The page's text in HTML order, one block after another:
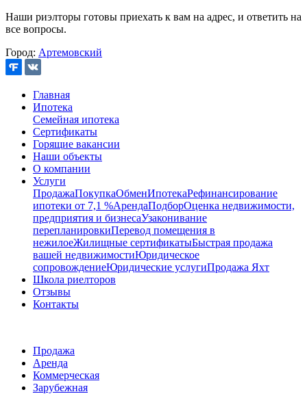
Наши риэлторы готовы приехать к вам на адрес, и ответить на
все вопросы.
Город: Артемовский
Главная
Ипотека
Семейная ипотека
Сертификаты
Горящие вакансии
Наши объекты
О компании
Услуги
ПродажаПокупкаОбменИпотекаРефинансирование
ипотеки от 7,1 %АрендаПодборОценка недвижимости,
предприятия и бизнесаУзаконивание
перепланировкиПеревод помещения в
нежилоеЖилищные сертификатыБыстрая продажа
вашей недвижимостиЮридическое
сопровождениеЮридические услугиПродажа Яхт
Школа риелторов
Отзывы
Контакты
Продажа
Аренда
Коммерческая
Зарубежная